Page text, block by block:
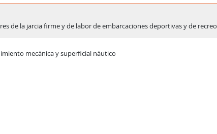
de la jarcia firme y de labor de embarcaciones deportivas y de recreo
mecánica y superficial náutico